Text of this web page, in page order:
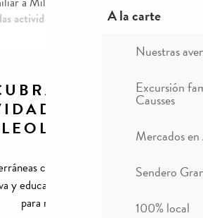
A la carte
Nuestras
Excursión
Causses
Mercados
Sendero
100% local
actividades de espeleología
LAS
DE
como la espeleología son una
y educativa tanto para adultos como
para niños!